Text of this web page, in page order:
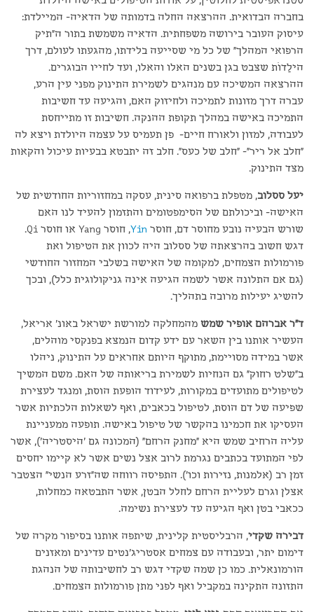
בחברה הבדואית. ההרצאה החלה בדמותה של הדאיה- המיילדת:
עיסוק העובר בירושה משפחתית. הדאיה משמשת בתור ה"תיק
הרפואי המהלך" של כל מי שסייעה בלידתו, מהגעתו לעולם, דרך
הילַדוֹת שצבט בגן בשנים האלו והאלו, ועד לחייו הבוגרים.
ההרצאה המשיכה עם מנהגים לשמירת התינוק מפני עין הרע,
עברה דרך מזונות לתמיכה ולחיזוק האם, והגיעה עד חשיבות
התמיכה באישה במהלך תקופת ההנקה. חשיבות זו מתייחסת
לעבודה, למזון ולאורח חיים- פן תעמיס על עצמה היולדת ויצא לה
"חלב אל ריר"- "חלב של כעס". חלב זה יתבטא בבעיות עיכול והקאות
מצד התינוק.
יעל ססלוב, מטפלת ברפואה סינית, עסקה במחזוריות החודשית של
האישה- וביכולתם של הסימפטומים והתזמון להעיד לנו האם
שורש הבעיה נובע מחוסר דם, חוסר Yin
, חוסר Yang או חוסר Qi.
דגש חשוב בהרצאתה של ססלוב היה לכוון את הטיפול ואת
פורמולות הצמחים, למקומה של האישה בשלבי המחזור החודשי
(גם אם התלונה אשר לשמה הגיעה אינה גניקולוגית כלל), ובכך
להשיג יעילות מרובה בתהליך.
ד"ר אברהם אופיר שמש מהמחלקה למורשת ישראל באונ' אריאל,
העשיר אותנו בין השאר עם ידע קדום הנמצא בפנקסי מוהלים,
אשר במידה מסויימת, מתוקף היותם אחראים על התינוק, ניהלו
ב"שלט רחוק" גם הנחיות לשמירת בריאותה של האם. משם המשיך
לטיפולים מתועדים במקורות, לעידוד הופעת הוסת, ומנגד לעצירת
שפיעה של דם הוסת, לטיפול בכאבים, ואף לשאלות הלכתיות אשר
העסיקו את חכמינו בהקשר של טיפול באישה. תופעה ממעניינת
עליה הרחיב שמש היא "מחנק הרחם" (המכונה גם 'היסטריה'), אשר
לפי המתועד בכתבים נגרמת לרוב אצל נשים אשר לא קיימו יחסים
זמן רב (אלמנות, נזירות וכו'). התפיסה רווחה שה"זרע הנשי" הצטבר
אצלן וגרם לעליית הרחם לחלל הבטן, אשר התבטאה כמחלות,
ככאבי בטן ואף הגיעה עד לעצירת נשימה.
דבירה שקדי, הרבליסטית קלינית, שיתפה אותנו בסיפור מקרה של
דימום יתר, ובעבודה עם צמחים אסטריג'נטים עדינים ומאזנים
הורמונאלית. כמו כן שמה שקדי דגש רב לחשיבותה של הנהגת
התזונה התקינה במקביל ואף לפני מתן פורמולות הצמחים.